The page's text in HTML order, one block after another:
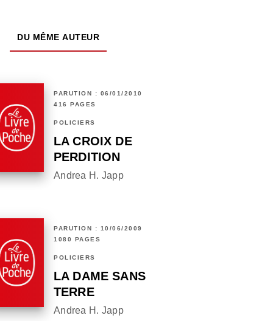
DU MÊME AUTEUR
PARUTION : 06/01/2010
416 PAGES
POLICIERS
LA CROIX DE
PERDITION
Andrea H. Japp
PARUTION : 10/06/2009
1080 PAGES
POLICIERS
LA DAME SANS
TERRE
Andrea H. Japp